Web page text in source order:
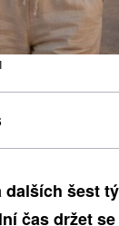
šest
čas držet